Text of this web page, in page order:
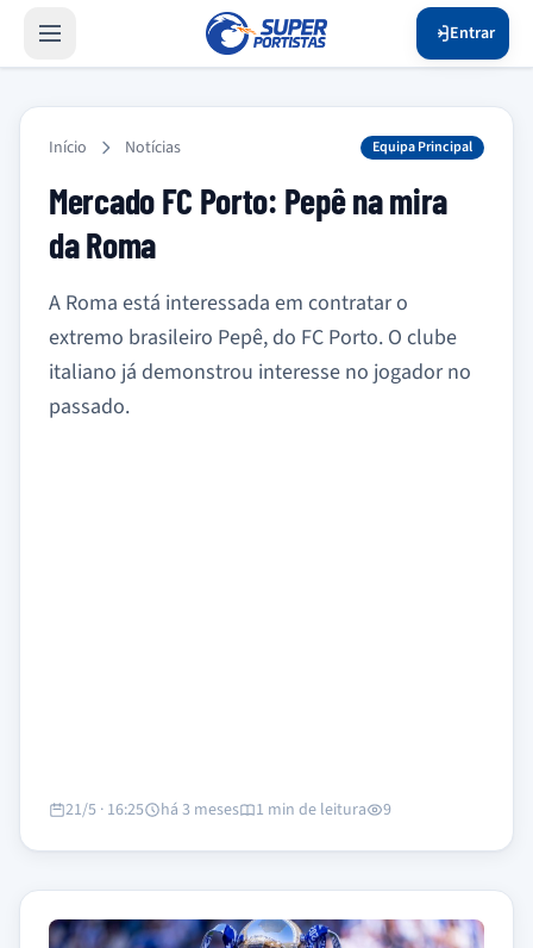
Entrar
Início Notícias Equipa Principal
Mercado FC Porto: Pepê na mira
da Roma
A Roma está interessada em contratar o
extremo brasileiro Pepê, do FC Porto. O clube
italiano já demonstrou interesse no jogador no
passado.
21/5 · 16:25 há 3 meses 1 min de leitura 9